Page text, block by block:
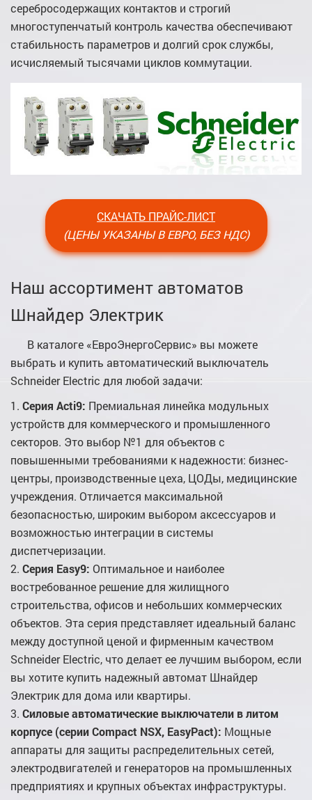
серебросодержащих контактов и строгий
многоступенчатый контроль качества обеспечивают
стабильность параметров и долгий срок службы,
исчисляемый тысячами циклов коммутации.
СКАЧАТЬ ПРАЙС-ЛИСТ
(ЦЕНЫ УКАЗАНЫ В ЕВРО, БЕЗ НДС)
Наш ассортимент автоматов
Шнайдер Электрик
В каталоге «ЕвроЭнергоСервис» вы можете
выбрать и купить автоматический выключатель
Schneider Electric для любой задачи:
Серия Acti9: Премиальная линейка модульных
устройств для коммерческого и промышленного
секторов. Это выбор №1 для объектов с
повышенными требованиями к надежности: бизнес-
центры, производственные цеха, ЦОДы, медицинские
учреждения. Отличается максимальной
безопасностью, широким выбором аксессуаров и
возможностью интеграции в системы
диспетчеризации.
Серия Easy9: Оптимальное и наиболее
востребованное решение для жилищного
строительства, офисов и небольших коммерческих
объектов. Эта серия представляет идеальный баланс
между доступной ценой и фирменным качеством
Schneider Electric, что делает ее лучшим выбором, если
вы хотите купить надежный автомат Шнайдер
Электрик для дома или квартиры.
Силовые автоматические выключатели в литом
корпусе (серии Compact NSX, EasyPact): Мощные
аппараты для защиты распределительных сетей,
электродвигателей и генераторов на промышленных
предприятиях и крупных объектах инфраструктуры.